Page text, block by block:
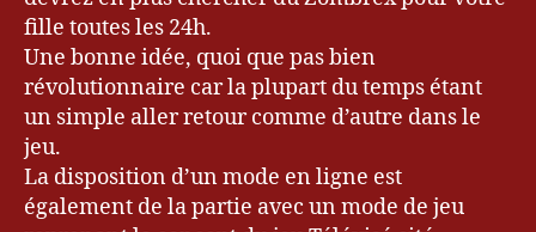
fille toutes les 24h.
Une bonne idée, quoi que pas bien
révolutionnaire car la plupart du temps étant
un simple aller retour comme d’autre dans le
jeu.
La disposition d’un mode en ligne est
également de la partie avec un mode de jeu